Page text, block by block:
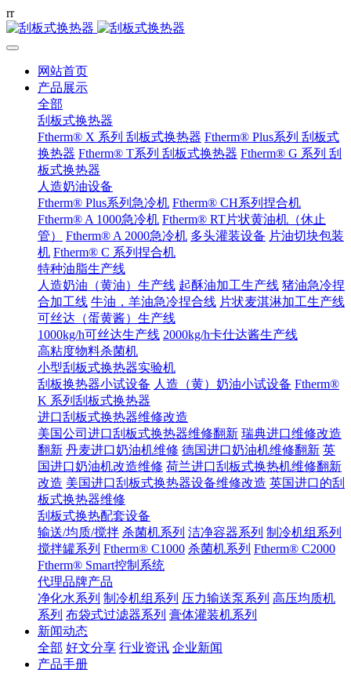
rr
网站首页
产品展示
全部
刮板式换热器
Ftherm® X 系列 刮板式换热器 Ftherm® Plus系列 刮板式
换热器 Ftherm® T系列 刮板式换热器 Ftherm® G 系列 刮
板式换热器
人造奶油设备
Ftherm® Plus系列急冷机 Ftherm® CH系列捏合机
Ftherm® A 1000急冷机 Ftherm® RT片状黄油机（休止
管）
Ftherm® A 2000急冷机 多头灌装设备 片油切块包装
机 Ftherm® C 系列捏合机
特种油脂生产线
人造奶油（黄油）生产线 起酥油加工生产线 猪油急冷捏
合加工线 牛油，羊油急冷捏合线 片状麦淇淋加工生产线
可丝达（蛋黄酱）生产线
1000kg/h可丝达生产线 2000kg/h卡仕达酱生产线
高粘度物料杀菌机
小型刮板式换热器实验机
刮板换热器小试设备 人造（黄）奶油小试设备 Ftherm®
K 系列刮板式换热器
进口刮板式换热器维修改造
美国公司进口刮板式换热器维修翻新 瑞典进口维修改造
翻新 丹麦进口奶油机维修 德国进口奶油机维修翻新 英
国进口奶油机改造维修 荷兰进口刮板式换热机维修翻新
改造 美国进口刮板式换热器设备维修改造 英国进口的刮
板式换热器维修
刮板式换热配套设备
输送/均质/搅拌 杀菌机系列 洁净容器系列 制冷机组系列
搅拌罐系列 Ftherm® C1000 杀菌机系列 Ftherm® C2000
Ftherm® Smart控制系统
代理品牌产品
净化水系列 制冷机组系列 压力输送泵系列 高压均质机
系列 布袋式过滤器系列 膏体灌装机系列
新闻动态
全部 好文分享 行业资讯 企业新闻
产品手册